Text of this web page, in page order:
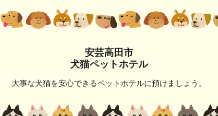
安芸高田市
犬猫ペットホテル
大事な犬猫を安心できるペットホテルに預けましょう。